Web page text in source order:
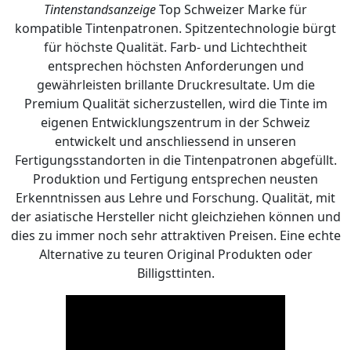
TintenstandsanzeigeTop Schweizer Marke für
kompatible Tintenpatronen. Spitzentechnologie bürgt
für höchste Qualität. Farb- und Lichtechtheit
entsprechen höchsten Anforderungen und
gewährleisten brillante Druckresultate. Um die
Premium Qualität sicherzustellen, wird die Tinte im
eigenen Entwicklungszentrum in der Schweiz
entwickelt und anschliessend in unseren
Fertigungsstandorten in die Tintenpatronen abgefüllt.
Produktion und Fertigung entsprechen neusten
Erkenntnissen aus Lehre und Forschung. Qualität, mit
der asiatische Hersteller nicht gleichziehen können und
dies zu immer noch sehr attraktiven Preisen. Eine echte
Alternative zu teuren Original Produkten oder
Billigsttinten.